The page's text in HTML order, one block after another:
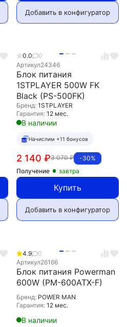
Добавить в конфигуратор
0.0
0
Артикул24346
Блок питания
1STPLAYER 500W FK
Black (PS-500FK)
Бренд: 1STPLAYER
Гарантия: 12 мес.
В наличии
Начислим +11 бонусов
-30%
3 070₽
2 140 ₽
Получение завтра
Купить
Добавить в конфигуратор
4.9
0
Артикул26166
Блок питания Powerman
600W (PM-600ATX-F)
Бренд: POWER MAN
Гарантия: 12 мес.
В наличии